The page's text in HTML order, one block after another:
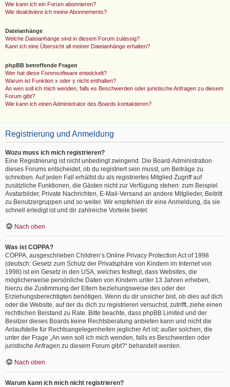
Wie kann ich ein Forum abonnieren?
Wie deaktiviere ich meine Abonnements?
Dateianhänge
Welche Dateianhänge sind in diesem Forum zulässig?
Kann ich eine Übersicht all meiner Dateianhänge erhalten?
phpBB betreffende Fragen
Wer hat diese Forensoftware entwickelt?
Warum ist Funktion x oder y nicht enthalten?
An wen soll ich mich wenden, falls es Beschwerden oder juristische Anfragen zu diesem
Forum gibt?
Wie kann ich einen Administrator des Boards kontaktieren?
Registrierung und Anmeldung
Wozu muss ich mich registrieren?
Eine Registrierung ist nicht unbedingt zwingend. Die Board-Administration
dieses Forums entscheidet, ob du registriert sein musst, um Beiträge zu
schreiben. Auf jeden Fall erhältst du als registriertes Mitglied Zugriff auf
zusätzliche Funktionen, die Gästen nicht zur Verfügung stehen: zum Beispiel
Avatarbilder, Private Nachrichten, E-Mail-Versand an andere Mitglieder, Beitritt
zu Benutzergruppen und so weiter. Wir empfehlen dir eine Anmeldung, da sie
schnell erledigt ist und dir zahlreiche Vorteile bietet.
Nach oben
Was ist COPPA?
COPPA, ausgeschrieben Children’s Online Privacy Protection Act of 1998
(deutsch: Gesetz zum Schutz der Privatsphäre von Kindern im Internet von
1998) ist ein Gesetz in den USA, welches festlegt, dass Websites, die
möglicherweise persönliche Daten von Kindern unter 13 Jahren erheben,
hierzu die Zustimmung der Eltern beziehungsweise des oder der
Erziehungsberechtigten benötigen. Wenn du dir unsicher bist, ob dies auf dich
oder die Website, auf der du dich zu registrieren versuchst, zutrifft, ziehe einen
rechtlichen Beistand zu Rate. Bitte beachte, dass phpBB Limited und der
Besitzer dieses Boards keine Rechtsberatung anbieten kann und nicht die
Anlaufstelle für Rechtsangelegenheiten jeglicher Art ist; außer solchen, die
unter der Frage „An wen soll ich mich wenden, falls es Beschwerden oder
juristische Anfragen zu diesem Forum gibt?“ behandelt werden.
Nach oben
Warum kann ich mich nicht registrieren?